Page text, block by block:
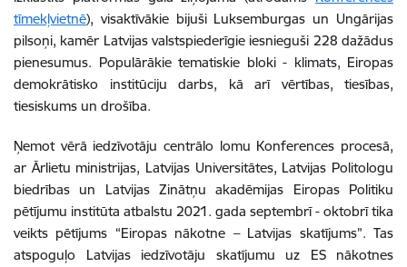
tīmekļvietnē), visaktīvākie bijuši Luksemburgas un Ungārijas
pilsoņi, kamēr Latvijas valstspiederīgie iesnieguši 228 dažādus
pienesumus. Populārākie tematiskie bloki - klimats, Eiropas
demokrātisko institūciju darbs, kā arī vērtības, tiesības,
tiesiskums un drošība.
Ņemot vērā iedzīvotāju centrālo lomu Konferences procesā,
ar Ārlietu ministrijas, Latvijas Universitātes, Latvijas Politologu
biedrības un Latvijas Zinātņu akadēmijas Eiropas Politiku
pētījumu institūta atbalstu 2021. gada septembrī - oktobrī tika
veikts pētījums “Eiropas nākotne – Latvijas skatījums”. Tas
atspoguļo Latvijas iedzīvotāju skatījumu uz ES nākotnes